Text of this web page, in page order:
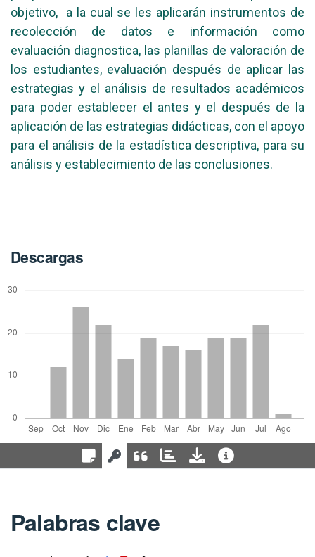
objetivo, a la cual se les aplicarán instrumentos de
recolección de datos e información como
evaluación diagnostica, las planillas de valoración de
los estudiantes, evaluación después de aplicar las
estrategias y el análisis de resultados académicos
para poder establecer el antes y el después de la
aplicación de las estrategias didácticas, con el apoyo
para el análisis de la estadística descriptiva, para su
análisis y establecimiento de las conclusiones.
Descargas
Palabras clave